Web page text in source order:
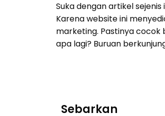
Suka dengan artikel
Karena website ini
marketing. Pastinya
apa lagi? Buruan
Sebarkan